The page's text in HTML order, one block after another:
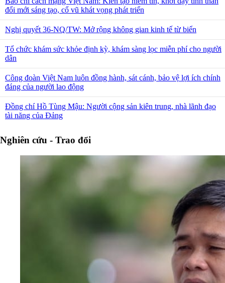
đổi mới sáng tạo, cổ vũ khát vọng phát triển
Nghị quyết 36-NQ/TW: Mở rộng không gian kinh tế từ biển
Tổ chức khám sức khỏe định kỳ, khám sàng lọc miễn phí cho người
dân
Công đoàn Việt Nam luôn đồng hành, sát cánh, bảo vệ lợi ích chính
đáng của người lao động
Đồng chí Hồ Tùng Mậu: Người cộng sản kiên trung, nhà lãnh đạo
tài năng của Đảng
Nghiên cứu - Trao đổi